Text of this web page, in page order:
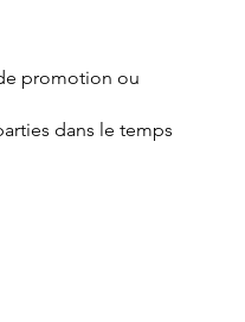
promotion ou
dans le temps